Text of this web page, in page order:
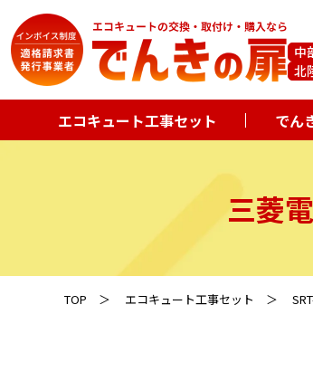
中
北
エコキュート工事セット でん
三菱
TOP エコキュート工事セット